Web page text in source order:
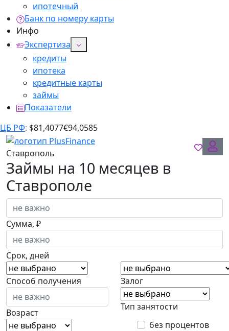
ипотечный
Банк по номеру карты
Инфо
Экспертиза
кредиты
ипотека
кредитные карты
займы
Показатели
ЦБ РФ: $81,4077€94,0585
Ставрополь
Займы на 10 месяцев в
Ставрополе
Сумма, ₽
Срок, дней
Способ получения Залог
Возраст
Тип занятости
без процентов